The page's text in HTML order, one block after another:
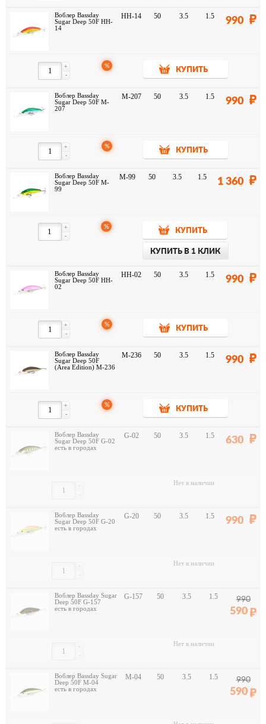
Воблер Bassday
Sugar Deep 50F HH-
14
HH-14 50 3.5 1.5 990
-
+ %
КУПИТЬ
Воблер Bassday
Sugar Deep 50F M-
207
M-207 50 3.5 1.5 990
-
+ %
КУПИТЬ
Воблер Bassday
Sugar Deep 50F M-
99
M-99 50 3.5 1.5 1 360
-
+ %
КУПИТЬ
КУПИТЬ В 1 КЛИК
Воблер Bassday
Sugar Deep 50F HH-
02
HH-02 50 3.5 1.5 990
-
+ %
КУПИТЬ
Воблер Bassday
Sugar Deep 50F
(Area Edition) M-236
M-236 50 3.5 1.5 990
-
+ %
КУПИТЬ
Воблер Bassday
Sugar Deep 50F G-02
есть в городах
G-02 50 3.5 1.5 630
-
+ Нет в наличии
Воблер Bassday
Sugar Deep 50F G-20
есть в городах
G-20 50 3.5 1.5 990
-
+ Нет в наличии
Воблер Bassday Sugar
Deep 50F G-157
есть в городах
G-157 50 3.5 1.5 990
590
-
+ Нет в наличии
Воблер Bassday Sugar
Deep 50F M-04
есть в городах
M-04 50 3.5 1.5 990
590